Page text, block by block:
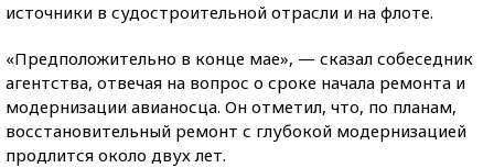
источники в судостроительной отрасли и на флоте.
«Предположительно в конце мае», — сказал собеседник
агентства, отвечая на вопрос о сроке начала ремонта и
модернизации авианосца. Он отметил, что, по планам,
восстановительный ремонт с глубокой модернизацией
продлится около двух лет.